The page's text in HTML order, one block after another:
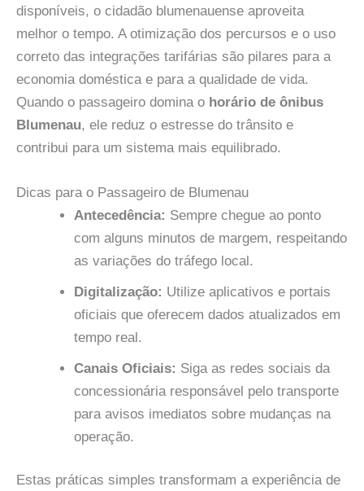
disponíveis, o cidadão blumenauense aproveita
melhor o tempo. A otimização dos percursos e o uso
correto das integrações tarifárias são pilares para a
economia doméstica e para a qualidade de vida.
Quando o passageiro domina o horário de ônibus
Blumenau, ele reduz o estresse do trânsito e
contribui para um sistema mais equilibrado.
Dicas para o Passageiro de Blumenau
Antecedência: Sempre chegue ao ponto
com alguns minutos de margem, respeitando
as variações do tráfego local.
Digitalização: Utilize aplicativos e portais
oficiais que oferecem dados atualizados em
tempo real.
Canais Oficiais: Siga as redes sociais da
concessionária responsável pelo transporte
para avisos imediatos sobre mudanças na
operação.
Estas práticas simples transformam a experiência de